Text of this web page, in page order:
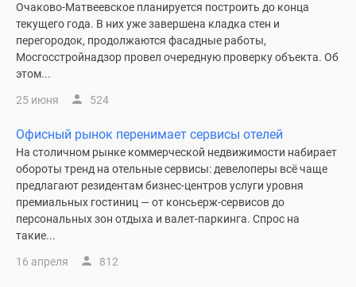
Очаково-Матвеевское планируется построить до конца
текущего года. В них уже завершена кладка стен и
перегородок, продолжаются фасадные работы,
Мосгосстройнадзор провел очередную проверку объекта. Об
этом...
25 июня 524
Офисный рынок перенимает сервисы отелей
На столичном рынке коммерческой недвижимости набирает
обороты тренд на отельные сервисы: девелоперы всё чаще
предлагают резидентам бизнес-центров услуги уровня
премиальных гостиниц — от консьерж-сервисов до
персональных зон отдыха и валет-паркинга. Спрос на
такие...
16 апреля 812